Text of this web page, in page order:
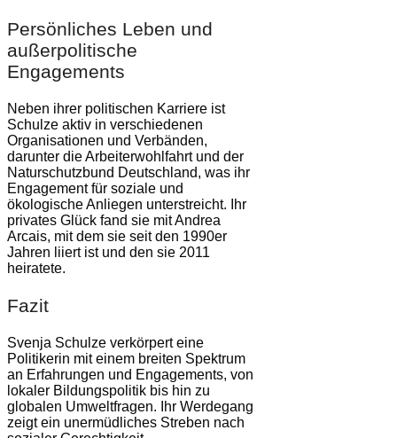
Persönliches Leben und
außerpolitische
Engagements
Neben ihrer politischen Karriere ist
Schulze aktiv in verschiedenen
Organisationen und Verbänden,
darunter die Arbeiterwohlfahrt und der
Naturschutzbund Deutschland, was ihr
Engagement für soziale und
ökologische Anliegen unterstreicht. Ihr
privates Glück fand sie mit Andrea
Arcais, mit dem sie seit den 1990er
Jahren liiert ist und den sie 2011
heiratete.
Fazit
Svenja Schulze verkörpert eine
Politikerin mit einem breiten Spektrum
an Erfahrungen und Engagements, von
lokaler Bildungspolitik bis hin zu
globalen Umweltfragen. Ihr Werdegang
zeigt ein unermüdliches Streben nach